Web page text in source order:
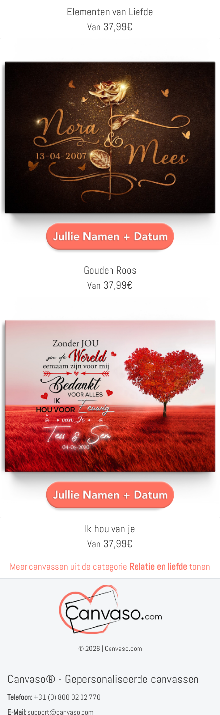
Elementen van Liefde
Van 37,99€
Gouden Roos
Van 37,99€
Ik hou van je
Van 37,99€
Meer canvassen uit de categorie Relatie en liefdetonen
© 2026 | Canvaso.com
Canvaso® - Gepersonaliseerde canvassen
Telefoon:+31 (0) 800 02 02 770
E-Mail: support@canvaso.com